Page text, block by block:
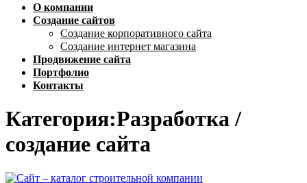
О компании
Создание сайтов
Создание корпоративного сайта
Создание интернет магазина
Продвижение сайта
Портфолио
Контакты
Категория:Разработка /
создание сайта